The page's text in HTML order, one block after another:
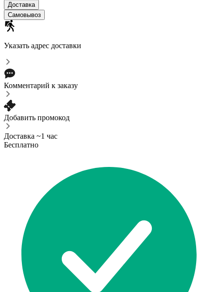
Доставка
Самовывоз
Указать адрес доставки
Комментарий к заказу
Добавить промокод
Доставка ~1 час
Бесплатно